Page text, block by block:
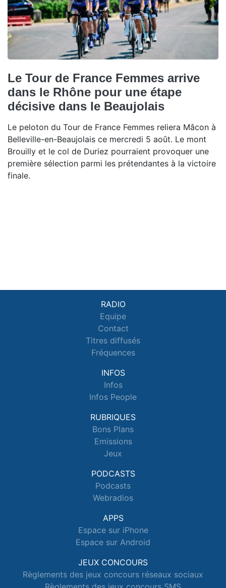
Le Tour de France Femmes arrive
dans le Rhône pour une étape
décisive dans le Beaujolais
Le peloton du Tour de France Femmes reliera Mâcon à
Belleville-en-Beaujolais ce mercredi 5 août. Le mont
Brouilly et le col de Duriez pourraient provoquer une
première sélection parmi les prétendantes à la victoire
finale.
RADIO
Equipe
Contact
Titres diffusés
Fréquences
INFOS
Infos
Infos People
RUBRIQUES
Bons Plans
Emissions
Jeux
PODCASTS
Podcasts
Webradios
APPS
Espace sur iPhone
Espace sur Android
JEUX CONCOURS
Règlements des jeux concours réseaux sociaux